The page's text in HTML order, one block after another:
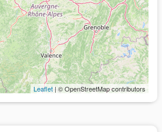
Leaflet | © OpenStreetMap contributors